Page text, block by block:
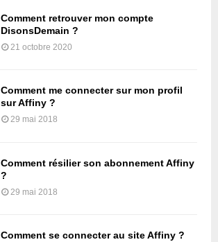
Comment retrouver mon compte
DisonsDemain ?
21 octobre 2020
Comment me connecter sur mon profil
sur Affiny ?
29 mai 2018
Comment résilier son abonnement Affiny
?
29 mai 2018
Comment se connecter au site Affiny ?